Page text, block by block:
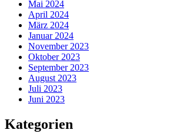
Mai 2024
April 2024
März 2024
Januar 2024
November 2023
Oktober 2023
September 2023
August 2023
Juli 2023
Juni 2023
Kategorien